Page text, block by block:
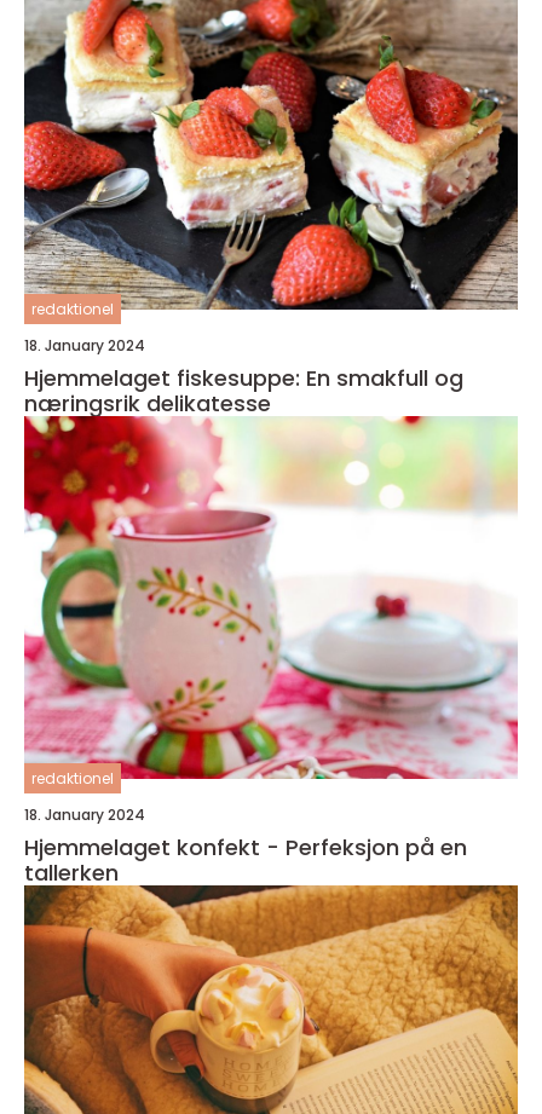
redaktionel
18. January 2024
Hjemmelaget fiskesuppe: En smakfull og
næringsrik delikatesse
redaktionel
18. January 2024
Hjemmelaget konfekt - Perfeksjon på en
tallerken